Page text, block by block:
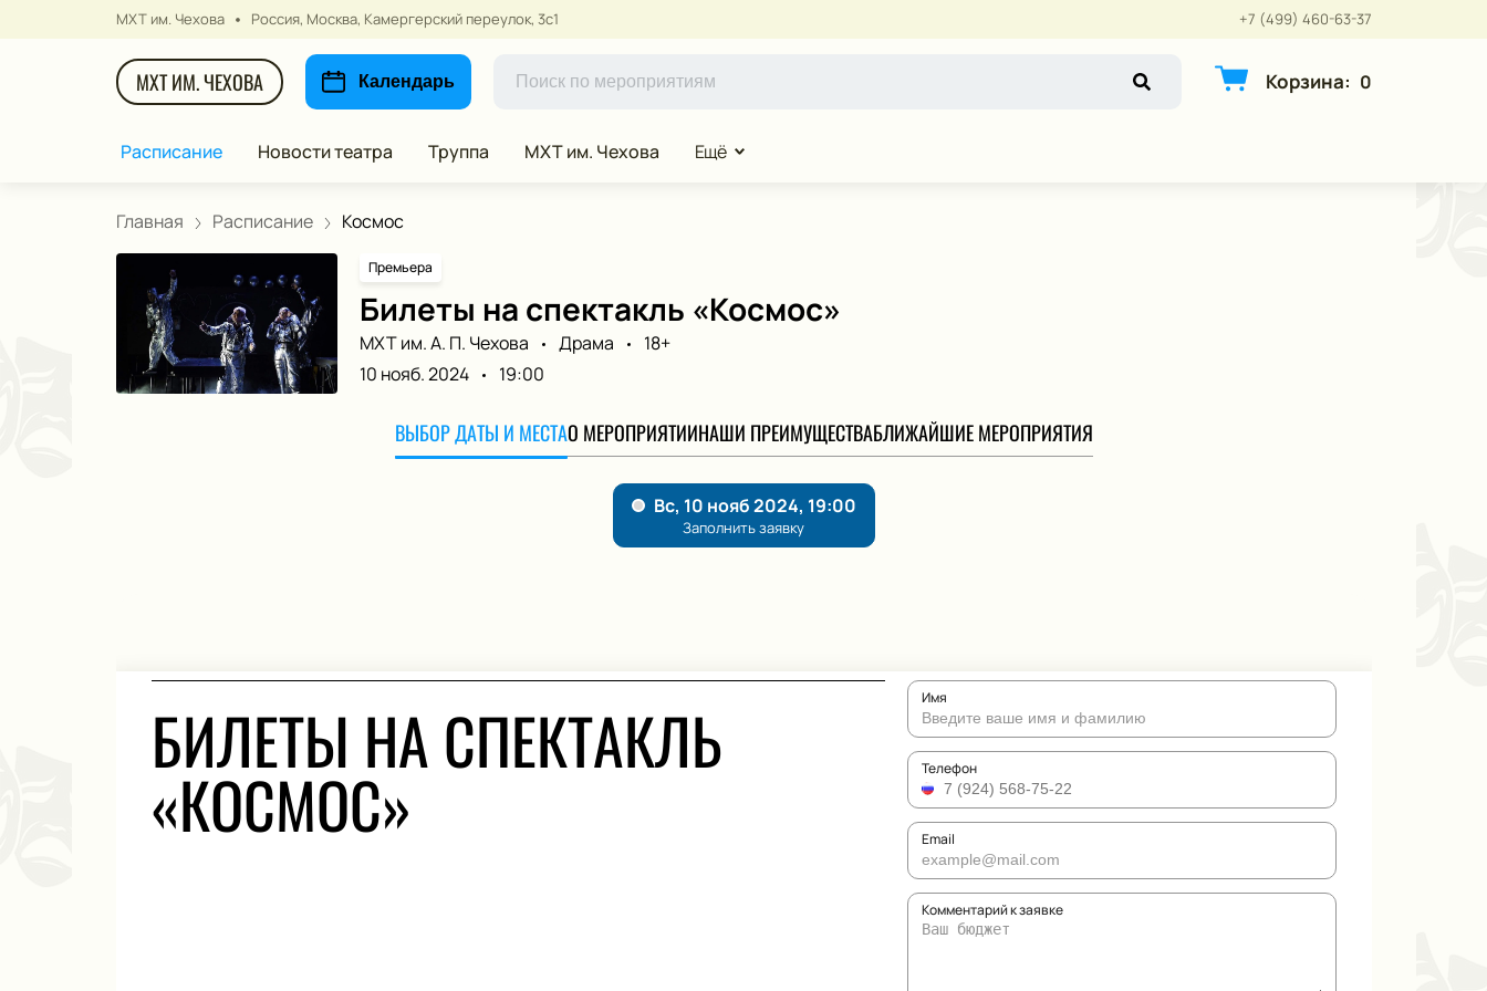
МХТ им. Чехова Россия, Москва, Камергерский переулок, 3с1 +7 (499) 460-63-37
МХТ ИМ. ЧЕХОВА Календарь Корзина: 0
Расписание Новости театра Труппа МХТ им. Чехова Ещё
Главная Расписание Космос
Премьера
Билеты на спектакль «Космос»
МХТ им. А. П. Чехова Драма
18+
10 нояб. 2024
19:00
ВЫБОР ДАТЫ И МЕСТАО МЕРОПРИЯТИИНАШИ ПРЕИМУЩЕСТВАБЛИЖАЙШИЕ МЕРОПРИЯТИЯ
БИЛЕТЫ НА СПЕКТАКЛЬ
«КОСМОС»
Имя
Телефон
Email
Комментарий к заявке